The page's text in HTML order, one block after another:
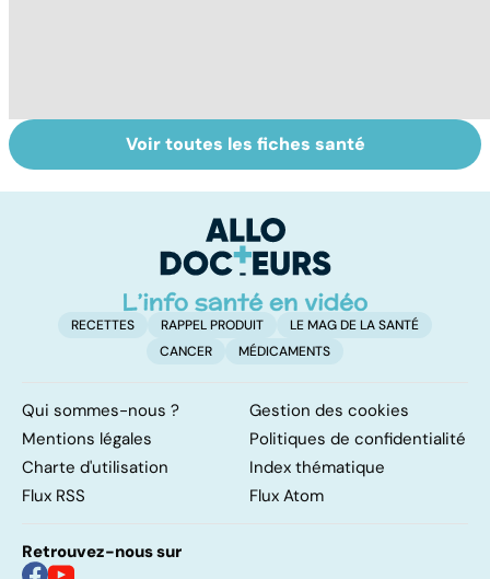
Faire du sport à
domicile, c'est
Don de gamètes :
le pour et le
levée de
l'anonymat
Voir toutes les fiches santé
RECETTES RAPPEL PRODUIT
LE MAG DE LA SANTÉ
CANCER
MÉDICAMENTS
Qui sommes-nous ?
Gestion des cookies
Mentions légales
Politiques de confidentialité
Charte d'utilisation
Index thématique
Flux RSS
Flux Atom
Retrouvez-nous sur